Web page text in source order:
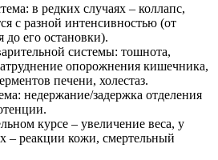
в редких случаях – коллапс,
с разной интенсивностью (от
до его остановки).
системы: тошнота,
опорожнения кишечника,
печени, холестаз.
недержание/задержка отделения
курсе – увеличение веса, у
– реакции кожи, смертельный